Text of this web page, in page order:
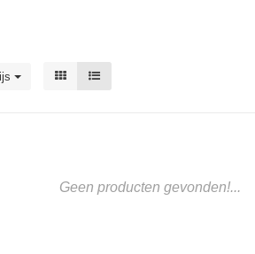
Geen producten gevonden!...